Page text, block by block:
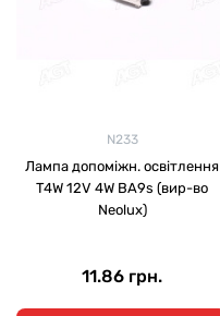
N233
Лампа допоміжн. освітлення
T4W 12V 4W BA9s (вир-во
Neolux)
11.86 грн.